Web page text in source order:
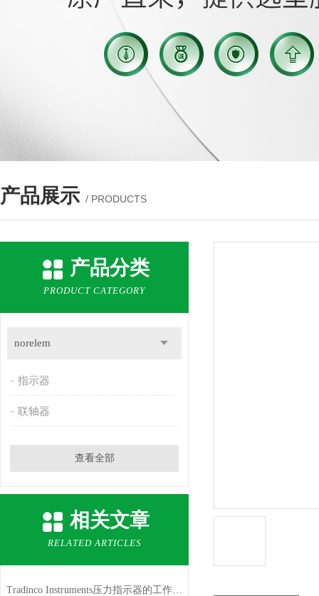
产品展示 / PRODUCTS
产品分类
PRODUCT CATEGORY
norelem
指示器
联轴器
查看全部
相关文章
RELATED ARTICLES
Tradinco Instruments压力指示器的工作原理